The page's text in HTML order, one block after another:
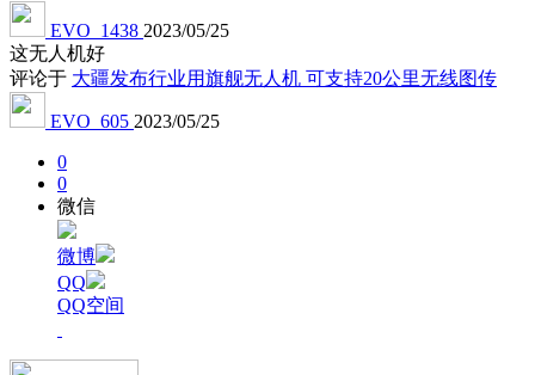
EVO_1438 2023/05/25
这无人机好
评论于 大疆发布行业用旗舰无人机 可支持20公里无线图传
EVO_605 2023/05/25
0
0
微信
微博
QQ
QQ空间